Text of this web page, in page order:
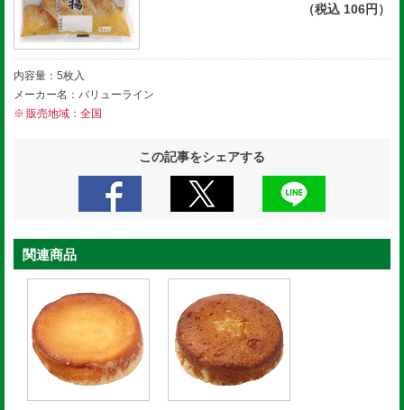
（税込 106円）
内容量：5枚入
メーカー名：バリューライン
販売地域：全国
この記事をシェアする
関連商品